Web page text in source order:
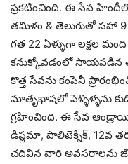
ప్రకటించింది. ఈ సేవ
తమిళం & తెలుగుతో సహా 9
గత 22 ఏళ్ళుగా లక్షల
కనుక్కోవడంలో
కొత్త సేవను కంపెనీ
మాతృభాషలో పెళ్ళిళ్ళను
గ్రహించింది. ఈ సేవ
డిప్లమా, పాలిటెక్నిక్, 12వ
చదివిన వారి అవసరాలను